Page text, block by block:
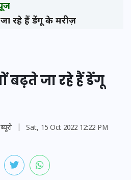
रहे हैं डेंगू के मरीज़
बढ़ते जा रहे हैं डेंगू
Sat, 15 Oct 2022 12:22 PM